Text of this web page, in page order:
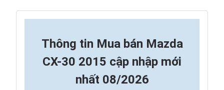
Thông tin Mua bán Mazda
CX-30 2015 cập nhập mới
nhất 08/2026